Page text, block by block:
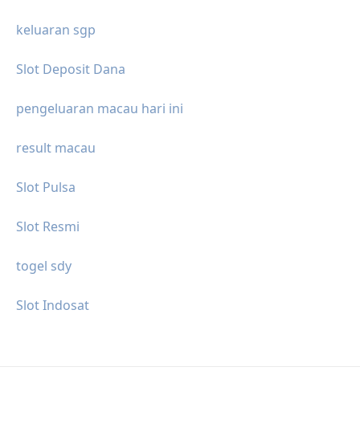
keluaran sgp
Slot Deposit Dana
pengeluaran macau hari ini
result macau
Slot Pulsa
Slot Resmi
togel sdy
Slot Indosat